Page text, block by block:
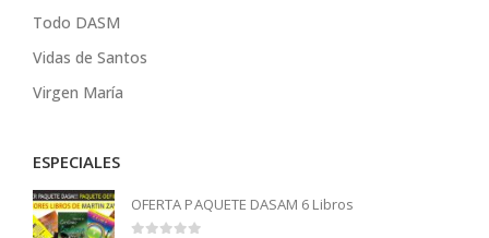
Todo DASM
Vidas de Santos
Virgen María
ESPECIALES
OFERTA PAQUETE DASAM 6 Libros